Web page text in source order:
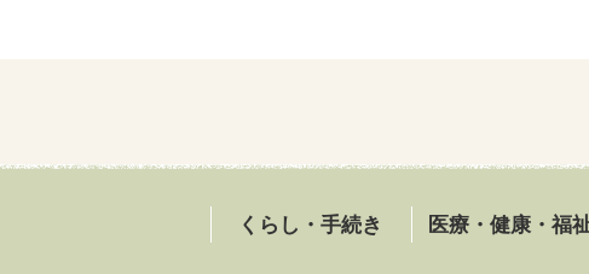
くらし・手続き 医療・健康・福